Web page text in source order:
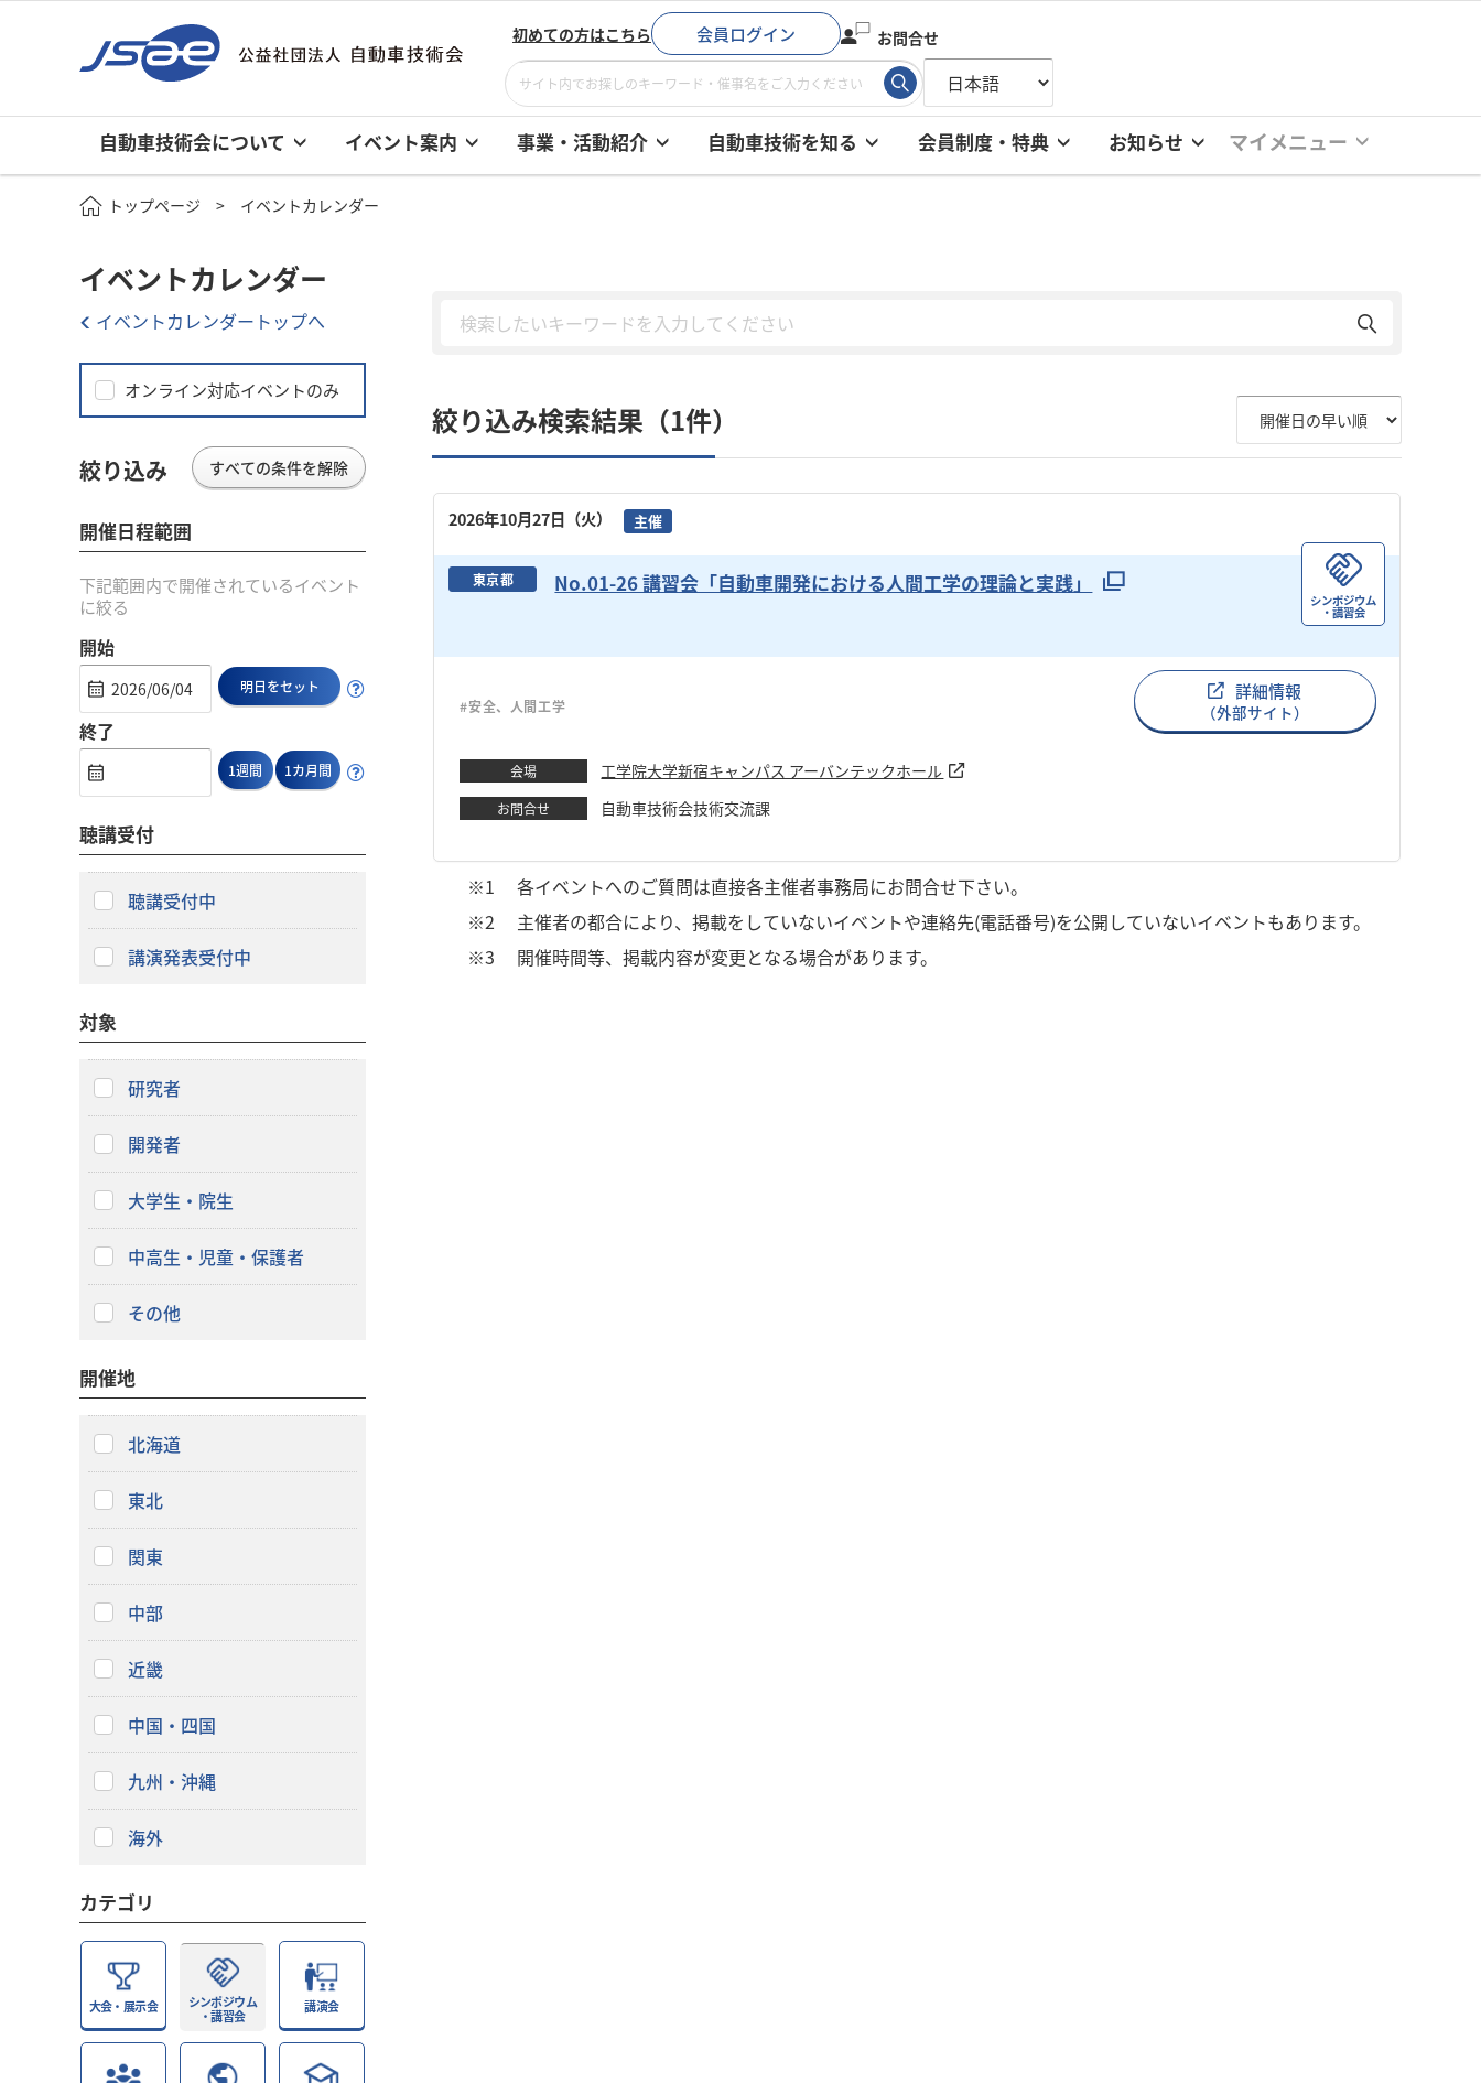
初めての方はこちら 会員ログイン お問合せ
自動車技術会について イベント案内 事業・活動紹介 自動車技術を知る 会員制度・特典 お知らせ マイメニュー
トップページ イベントカレンダー
絞り込み検索結果（1件）
2026年10月27日（火） 主催
東京都 No.01-26 講習会「自動車開発における人間工学の理論と実践」
シンポジウム
・講習会
#安全、人間工学
詳細情報
（外部サイト）
会場 工学院大学新宿キャンパス アーバンテックホール
お問合せ 自動車技術会技術交流課
※1
各イベントへのご質問は直接各主催者事務局にお問合せ下さい。
※2
主催者の都合により、掲載をしていないイベントや連絡先(電話番号)を公開していないイベントもあります。
※3
開催時間等、掲載内容が変更となる場合があります。
イベントカレンダー
イベントカレンダートップへ
オンライン対応イベントのみ
絞り込み すべての条件を解除
開催日程範囲
下記範囲内で開催されているイベント
に絞る
開始
明日をセット
終了
1週間 1カ月間
聴講受付
聴講受付中
講演発表受付中
対象
研究者
開発者
大学生・院生
中高生・児童・保護者
その他
開催地
北海道
東北
関東
中部
近畿
中国・四国
九州・沖縄
海外
カテゴリ
大会・展示会
シンポジウム
・講習会
講演会